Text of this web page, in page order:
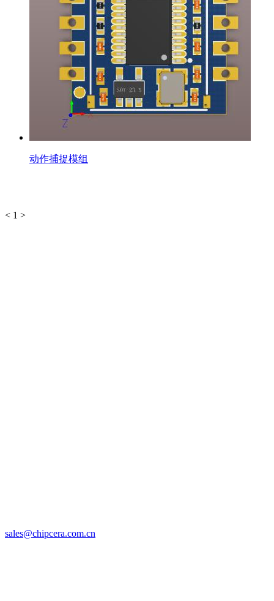
动作捕捉模组
< 1 >
sales@chipcera.com.cn